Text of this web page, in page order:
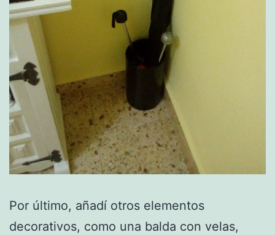
Por último, añadí otros elementos
decorativos, como una balda con velas,